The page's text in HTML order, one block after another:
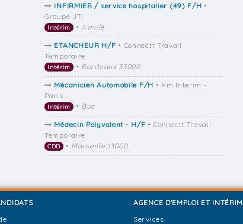
INFIRMIER / service hospitalier (49) F/H •
Groupe JTI
Intérim • Avrillé
ETANCHEUR H/F • Connectt Travail
Temporaire
Intérim • Bordeaux 33000
Mécanicien Automobile F/H • Rm Interim -
Paris
Intérim • Buc
Médecin Polyvalent - H/F • Connectt Travail
Temporaire
CDD • Marseille 13000
AGENCE D'EMPLOI ET INTÉRIM
Services